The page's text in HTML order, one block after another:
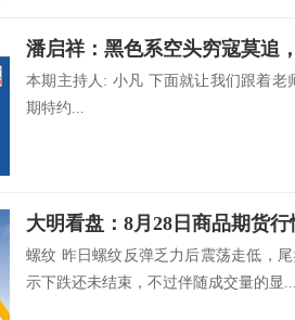
潘启祥：黑色系空头穷寇莫追
本期主持人: 小凡 下面就让我们跟着老
期特约...
大明看盘：8月28日商品期货
螺纹 昨日螺纹反弹乏力后震荡走低，
示下跌还未结束，不过伴随成交量的显